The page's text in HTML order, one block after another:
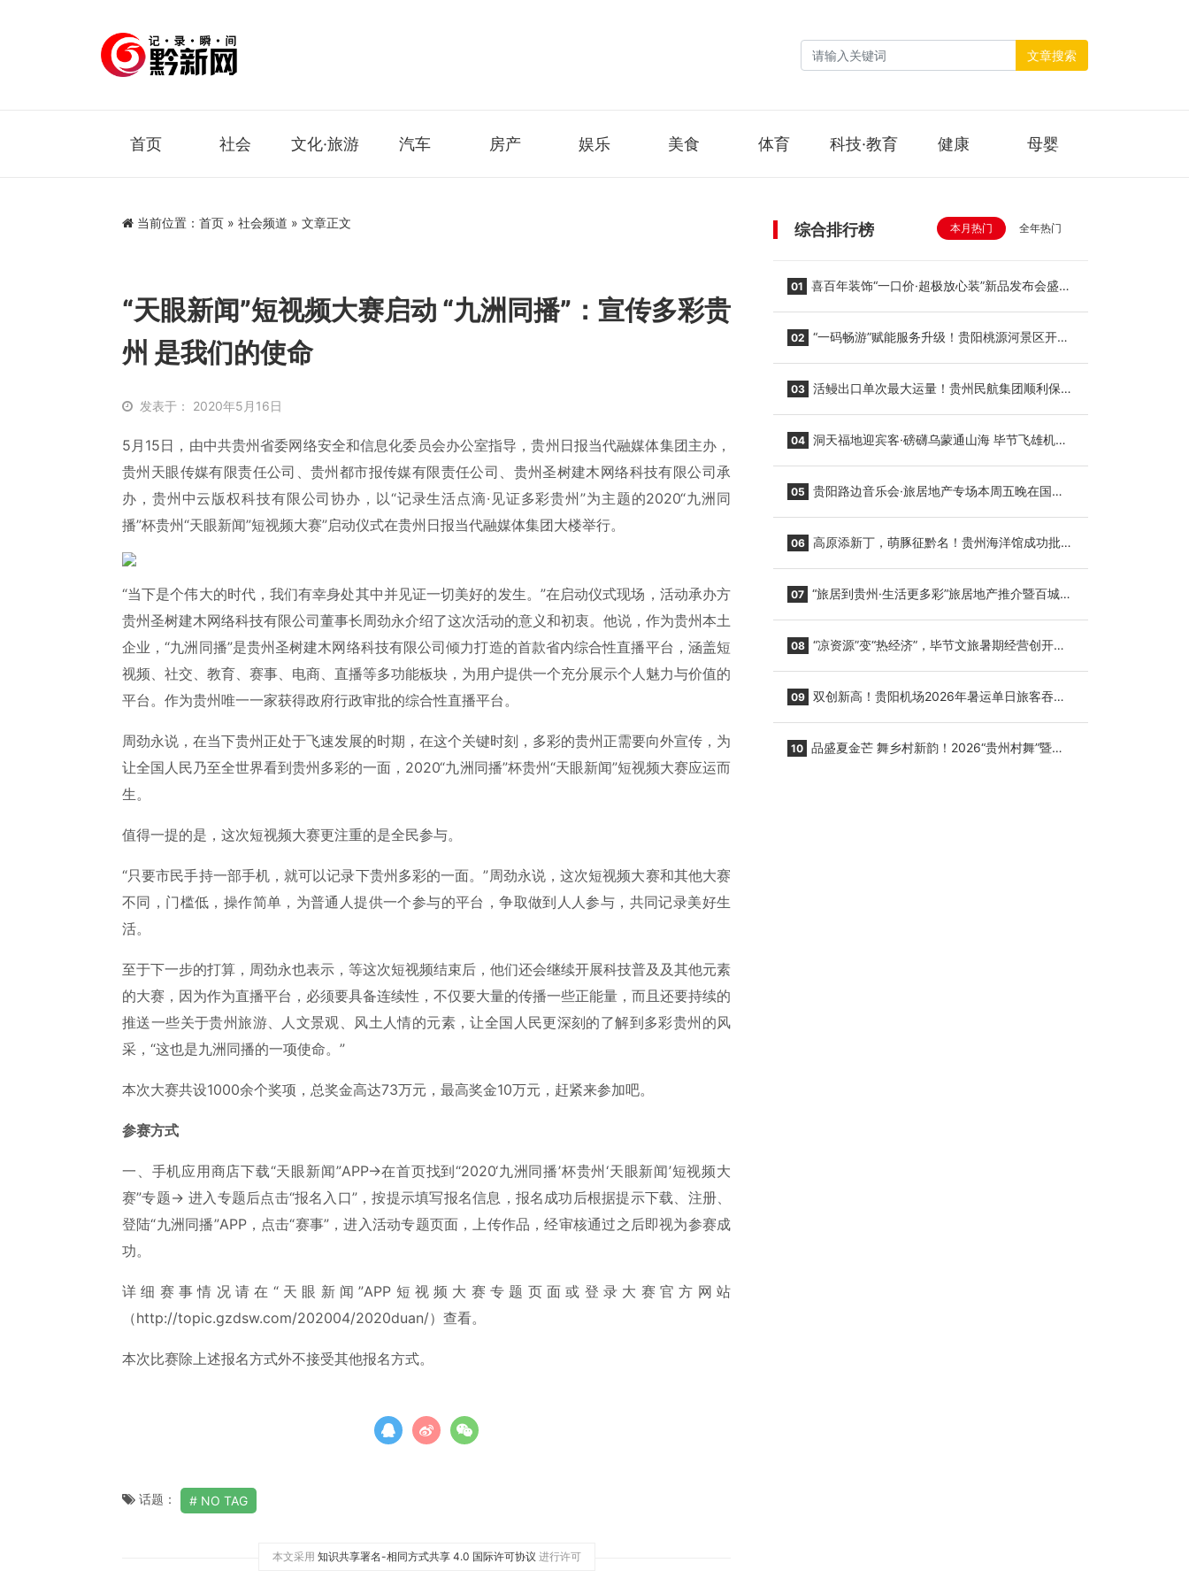
文章搜索
首页 社会 文化·旅游 汽车 房产 娱乐 美食 体育 科技·教育 健康 母婴
当前位置： 首页 » 社会频道 » 文章正文
“天眼新闻”短视频大赛启动 “九洲同播”：宣传多彩贵
州 是我们的使命
发表于： 2020年5月16日
5月15日，由中共贵州省委网络安全和信息化委员会办公室指导，贵州日报当代融媒体集团主办，
贵州天眼传媒有限责任公司、贵州都市报传媒有限责任公司、贵州圣树建木网络科技有限公司承
办，贵州中云版权科技有限公司协办，以“记录生活点滴·见证多彩贵州”为主题的2020“九洲同
播”杯贵州“天眼新闻”短视频大赛”启动仪式在贵州日报当代融媒体集团大楼举行。
“当下是个伟大的时代，我们有幸身处其中并见证一切美好的发生。”在启动仪式现场，活动承办方
贵州圣树建木网络科技有限公司董事长周劲永介绍了这次活动的意义和初衷。他说，作为贵州本土
企业，“九洲同播”是贵州圣树建木网络科技有限公司倾力打造的首款省内综合性直播平台，涵盖短
视频、社交、教育、赛事、电商、直播等多功能板块，为用户提供一个充分展示个人魅力与价值的
平台。作为贵州唯一一家获得政府行政审批的综合性直播平台。
周劲永说，在当下贵州正处于飞速发展的时期，在这个关键时刻，多彩的贵州正需要向外宣传，为
让全国人民乃至全世界看到贵州多彩的一面，2020“九洲同播”杯贵州“天眼新闻”短视频大赛应运而
生。
值得一提的是，这次短视频大赛更注重的是全民参与。
“只要市民手持一部手机，就可以记录下贵州多彩的一面。”周劲永说，这次短视频大赛和其他大赛
不同，门槛低，操作简单，为普通人提供一个参与的平台，争取做到人人参与，共同记录美好生
活。
至于下一步的打算，周劲永也表示，等这次短视频结束后，他们还会继续开展科技普及及其他元素
的大赛，因为作为直播平台，必须要具备连续性，不仅要大量的传播一些正能量，而且还要持续的
推送一些关于贵州旅游、人文景观、风土人情的元素，让全国人民更深刻的了解到多彩贵州的风
采，“这也是九洲同播的一项使命。”
本次大赛共设1000余个奖项，总奖金高达73万元，最高奖金10万元，赶紧来参加吧。
参赛方式
一、手机应用商店下载“天眼新闻”APP→在首页找到“2020‘九洲同播’杯贵州‘天眼新闻’短视频大
赛”专题→ 进入专题后点击“报名入口”，按提示填写报名信息，报名成功后根据提示下载、注册、
登陆“九洲同播”APP，点击“赛事”，进入活动专题页面，上传作品，经审核通过之后即视为参赛成
功。
详细赛事情况请在“天眼新闻”APP短视频大赛专题页面或登录大赛官方网站
（http://topic.gzdsw.com/202004/2020duan/）查看。
本次比赛除上述报名方式外不接受其他报名方式。
话题： NO TAG
本文采用 知识共享署名-相同方式共享 4.0 国际许可协议 进行许可
综合排行榜 本月热门 全年热门
01 喜百年装饰“一口价·超极放心装”新品发布会盛大
02 “一码畅游”赋能服务升级！贵阳桃源河景区开
03 活鳗出口单次最大运量！贵州民航集团顺利保障
04 洞天福地迎宾客·磅礴乌蒙通山海 毕节飞雄机场
05 贵阳路边音乐会·旅居地产专场本周五晚在国际
06 高原添新丁，萌豚征黔名！贵州海洋馆成功批量
07 “旅居到贵州·生活更多彩”旅居地产推介暨百城千
08 “凉资源”变“热经济”，毕节文旅暑期经营创开门
09 双创新高！贵阳机场2026年暑运单日旅客吞吐
10 品盛夏金芒 舞乡村新韵！2026“贵州村舞”暨望